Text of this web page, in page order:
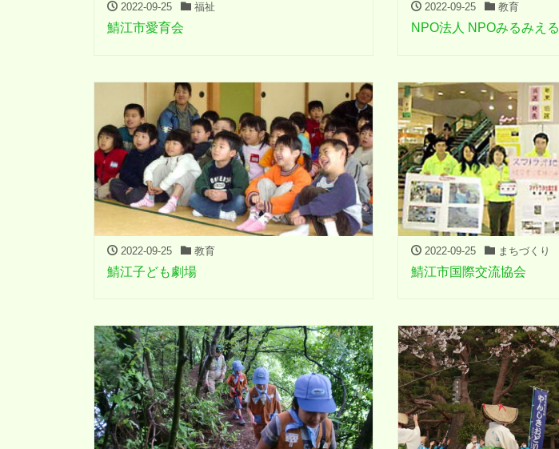
2022-09-25 福祉
鯖江市愛育会
2022-09-25 教育
NPO法人 NPOみるみえる
2022-09-25 教育
鯖江子ども劇場
2022-09-25 まちづくり
鯖江市国際交流協会